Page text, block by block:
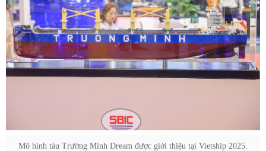
Mô hình tàu Trường Minh Dream được giới thiệu tại Vietship 2025.